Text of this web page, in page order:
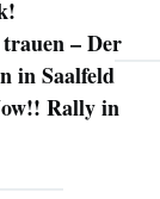
– Der
in Saalfeld
Rally in